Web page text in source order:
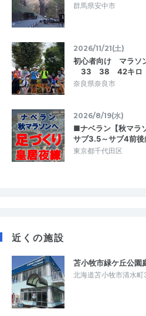
群馬県安中市
2026/11/21(土)
初心者向け マラ
33 38 42キロ
奈良県奈良市
2026/8/19(水)
■ナベラン【秋マラ
サブ3.5～サブ4前後
東京都千代田区
近くの施設
苫小牧市緑ケ丘公園
北海道苫小牧市清水